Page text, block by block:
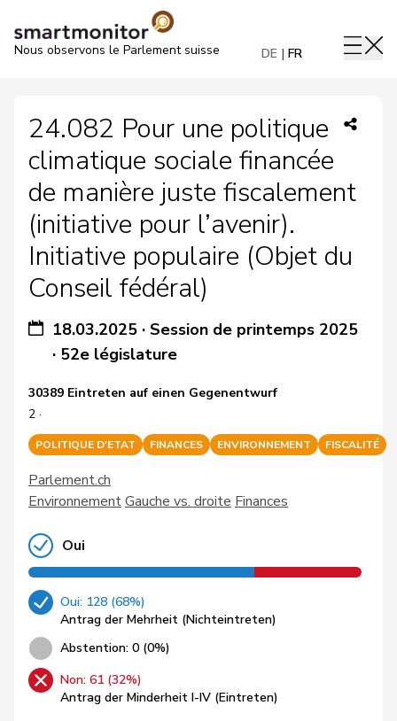
Nous observons le Parlement suisse DE FR
24.082 Pour une politique
climatique sociale financée
de manière juste fiscalement
(initiative pour l’avenir).
Initiative populaire (Objet du
Conseil fédéral)
18.03.2025 ·Session de printemps 2025
· 52e législature
30389 Eintreten auf einen Gegenentwurf
2 ·
POLITIQUE D'ETAT FINANCES ENVIRONNEMENT FISCALITÉ
Parlement.ch
EnvironnementGauche vs. droite Finances
Oui
Oui: 128 (68%)
Antrag der Mehrheit (Nichteintreten)
Abstention: 0 (0%)
Non: 61 (32%)
Antrag der Minderheit I-IV (Eintreten)